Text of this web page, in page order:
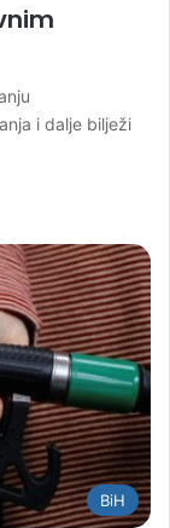
i dalje bilježi
BiH